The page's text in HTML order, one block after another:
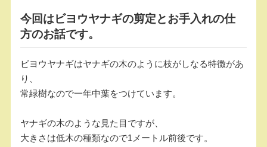
b
o
o
k
a
今回はビヨウヤナギの剪定とお手入れの仕
方のお話です。
ビヨウヤナギはヤナギの木のように枝がしなる特徴があ
り、
常緑樹なので一年中葉をつけています。
ヤナギの木のような見た目ですが、
大きさは低木の種類なので1メートル前後です。